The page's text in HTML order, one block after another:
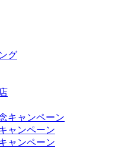
グ
キャンペーン
ャンペーン
ャンペーン